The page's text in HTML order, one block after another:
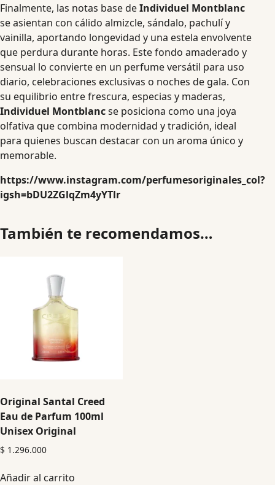
Finalmente, las notas base deIndividuel Montblanc
se asientan con cálido almizcle, sándalo, pachulí y
vainilla, aportando longevidad y una estela envolvente
que perdura durante horas. Este fondo amaderado y
sensual lo convierte en un perfume versátil para uso
diario, celebraciones exclusivas o noches de gala. Con
su equilibrio entre frescura, especias y maderas,
Individuel Montblancse posiciona como una joya
olfativa que combina modernidad y tradición, ideal
para quienes buscan destacar con un aroma único y
memorable.
https://www.instagram.com/perfumesoriginales_col?
igsh=bDU2ZGlqZm4yYTlr
También te recomendamos…
Original Santal Creed
Eau de Parfum 100ml
Unisex Original
$ 1.296.000
Añadir al carrito